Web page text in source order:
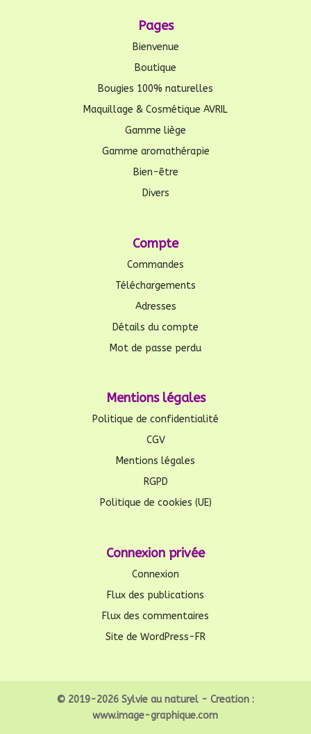
Pages
Bienvenue
Boutique
Bougies 100% naturelles
Maquillage & Cosmétique AVRIL
Gamme liège
Gamme aromathérapie
Bien-être
Divers
Compte
Commandes
Téléchargements
Adresses
Détails du compte
Mot de passe perdu
Mentions légales
Politique de confidentialité
CGV
Mentions légales
RGPD
Politique de cookies (UE)
Connexion privée
Connexion
Flux des publications
Flux des commentaires
Site de WordPress-FR
© 2019-2026 Sylvie au naturel - Creation :
www.image-graphique.com